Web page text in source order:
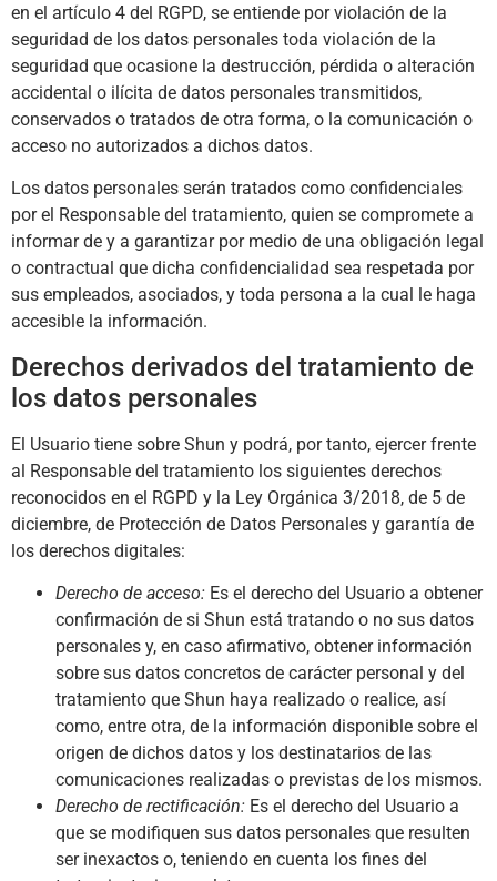
en el artículo 4 del RGPD, se entiende por violación de la
seguridad de los datos personales toda violación de la
seguridad que ocasione la destrucción, pérdida o alteración
accidental o ilícita de datos personales transmitidos,
conservados o tratados de otra forma, o la comunicación o
acceso no autorizados a dichos datos.
Los datos personales serán tratados como confidenciales
por el Responsable del tratamiento, quien se compromete a
informar de y a garantizar por medio de una obligación legal
o contractual que dicha confidencialidad sea respetada por
sus empleados, asociados, y toda persona a la cual le haga
accesible la información.
Derechos derivados del tratamiento de
los datos personales
El Usuario tiene sobre Shun y podrá, por tanto, ejercer frente
al Responsable del tratamiento los siguientes derechos
reconocidos en el RGPD y la Ley Orgánica 3/2018, de 5 de
diciembre, de Protección de Datos Personales y garantía de
los derechos digitales:
Derecho de acceso: Es el derecho del Usuario a obtener
confirmación de si Shun está tratando o no sus datos
personales y, en caso afirmativo, obtener información
sobre sus datos concretos de carácter personal y del
tratamiento que Shun haya realizado o realice, así
como, entre otra, de la información disponible sobre el
origen de dichos datos y los destinatarios de las
comunicaciones realizadas o previstas de los mismos.
Derecho de rectificación: Es el derecho del Usuario a
que se modifiquen sus datos personales que resulten
ser inexactos o, teniendo en cuenta los fines del